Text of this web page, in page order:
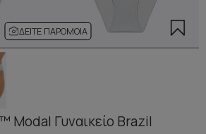
ΔΕΊΤΕ ΠΑΡΌΜΟΙΑ
Modal Γυναικείο Brazil